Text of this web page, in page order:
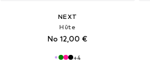
NEXT
Hūte
No 12,00 €
+4